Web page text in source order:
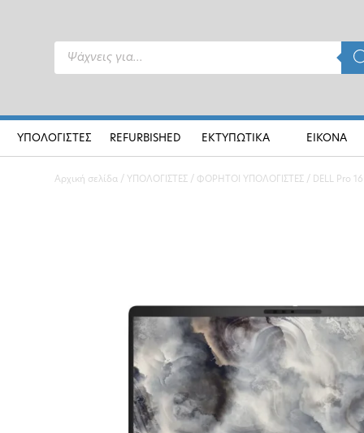
search
ΥΠΟΛΟΓΙΣΤΕΣ REFURBISHED ΕΚΤΥΠΩΤΙΚΑ ΕΙΚΟΝΑ
Αρχική σελίδα / ΥΠΟΛΟΓΙΣΤΕΣ / ΦΟΡΗΤΟΙ ΥΠΟΛΟΓΙΣΤΕΣ / DELL Pro